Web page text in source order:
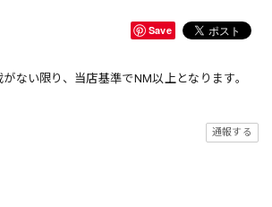
Save
ない限り、当店基準でNM以上となります。
通報する